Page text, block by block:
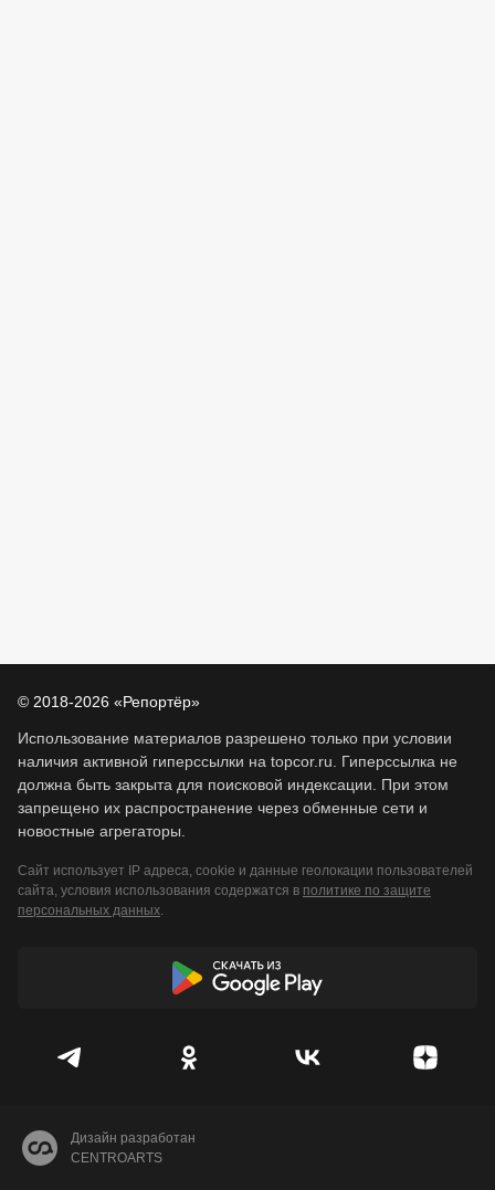
© 2018-2026 «Репортёр»
Использование материалов разрешено только при условии
наличия активной гиперссылки на topcor.ru. Гиперссылка не
должна быть закрыта для поисковой индексации. При этом
запрещено их распространение через обменные сети и
новостные агрегаторы.
Сайт использует IP адреса, cookie и данные геолокации пользователей
сайта, условия использования содержатся в политике по защите
персональных данных.
Дизайн разработан
CENTROARTS